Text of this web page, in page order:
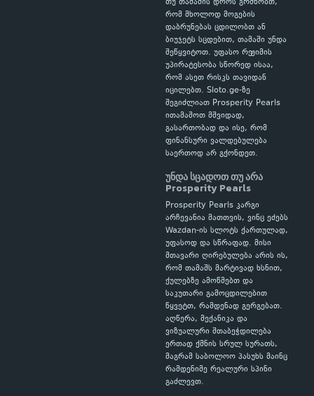
თუ თამაშის დროს გრძნობთ,
რომ მხოლოდ მოგების
დაბრუნებას ცდილობთ ან
ბიუჯეტს სცდებით, თამაში უნდა
შეწყვიტოთ. უფასო რეჟიმის
უპირატესობა სწორედ ისაა,
რომ ასეთ რისკს თავიდან
იცილებთ. Sloto.ge-ზე
შეგიძლიათ Prosperity Pearls
ითამაშოთ მშვიდად,
გასართობად და ისე, რომ
ფინანსური ვალდებულება
საერთოდ არ გქონდეთ.
უნდა სცადოთ თუ არა
Prosperity Pearls
Prosperity Pearls კარგი
არჩევანია მათთვის, ვინც ეძებს
Wazdan-ის სლოტს ქართულად,
უფასოდ და სწრაფად. მისი
მთავარი ღირებულება არის ის,
რომ თამაშს მარტივად ხსნით,
ქულებზე ამოწმებთ და
საკუთარი გამოცდილებით
წყვეტთ, რამდენად გერგებათ.
აღწერა, მექანიკა და
ვიზუალური შთაბეჭდილება
ერთად ქმნის სრულ სურათს,
მაგრამ საბოლოო პასუხს მაინც
რამდენიმე რეალური სპინი
გაძლევთ.